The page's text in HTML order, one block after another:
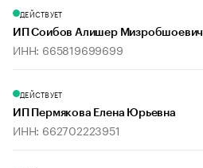
ДЕЙСТВУЕТ
ИП Соибов Алишер Мизробшоевич
ИНН: 665819699699
ДЕЙСТВУЕТ
ИП Пермякова Елена Юрьевна
ИНН: 662702223951